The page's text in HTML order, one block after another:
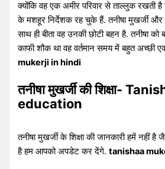
क्योंकि वह एक अमीर परिवार से ताल्लुक रखती है
के मशहूर निर्देशक रह चुके हैं. तनीषा मुखर्जी
साथ ही बीता वह उनकी छोटी बहन है. तनीषा
काफी शौक था वह वर्तमान समय में बहुत अच्छी
mukerji in hindi
तनीषा मुखर्जी की शिक्षा-
education
तनीषा मुखर्जी के शिक्षा की जानकारी हमें नहीं है
है हम आपको अपडेट कर देंगे.tanishaa